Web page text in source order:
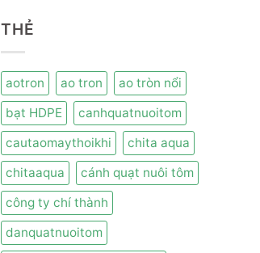
THẺ
aotron ao tron
ao tròn nổi
bạt HDPE
canhquatnuoitom
cautaomaythoikhi
chita aqua
chitaaqua
cánh quạt nuôi tôm
công ty chí thành
danquatnuoitom